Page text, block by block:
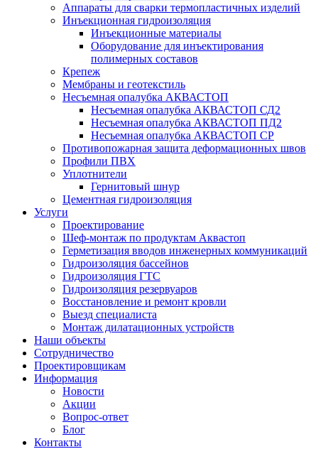
Аппараты для сварки термопластичных изделий
Инъекционная гидроизоляция
Инъекционные материалы
Оборудование для инъектирования
полимерных составов
Крепеж
Мембраны и геотекстиль
Несъемная опалубка АКВАСТОП
Несъемная опалубка АКВАСТОП СД2
Несъемная опалубка АКВАСТОП ПД2
Несъемная опалубка АКВАСТОП СР
Противопожарная защита деформационных швов
Профили ПВХ
Уплотнители
Гернитовый шнур
Цементная гидроизоляция
Услуги
Проектирование
Шеф-монтаж по продуктам Аквастоп
Герметизация вводов инженерных коммуникаций
Гидроизоляция бассейнов
Гидроизоляция ГТС
Гидроизоляция резервуаров
Восстановление и ремонт кровли
Выезд специалиста
Монтаж дилатационных устройств
Наши объекты
Сотрудничество
Проектировщикам
Информация
Новости
Акции
Вопрос-ответ
Блог
Контакты